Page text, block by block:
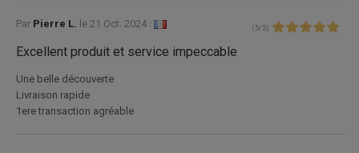
Par Pierre L. le 21 Oct. 2024 : ( 5/ 5)
Excellent produit et service impeccable
Une belle découverte
Livraison rapide
1ere transaction agréable